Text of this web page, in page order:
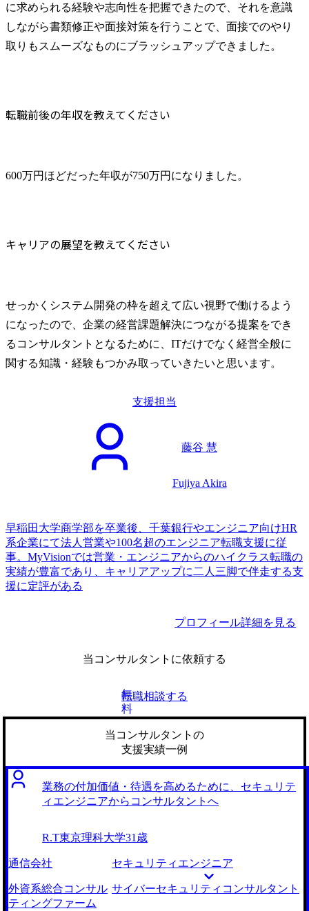
に求められる経験や志向性を把握できたので、それを意識
しながら書類修正や面接対策を行うことで、面接でのやり
取りもスムーズなものにブラッシュアップできました。
転職前後の年収を教えてください
600万円ほどだった年収が750万円になりました。
キャリアの展望を教えてください
せっかくシステム開発の枠を超えて広い視野で働けるよう
になったので、企業の経営課題解決につながる提案をでき
るコンサルタントとなるために、ITだけでなく経営全般に
関する知識・経験もつかみ取っていきたいと思います。
支援担当
藤谷 慧
Fujiya Akira
早稲田大学商学部を卒業後、千葉銀行やエンジニア向けHR
系企業にて法人営業や100名超のエンジニア転職支援に従
事。MyVisionでは営業・エンジニアからのハイクラス転職の
実績が豊富であり、キャリアアップに二人三脚で伴走する支
援に定評がある
プロフィール詳細を見る
当コンサルタントに依頼する
無
料
転職相談する
当コンサルタントの
支援実績一例
業務の付加価値・待遇を高めるために、セキュリテ
ィエンジニアからコンサルタントへ
R.T東京理科大学31歳
通信会社 セキュリティエンジニア
外資系総合コンサル
ティングファーム
サイバーセキュリティコンサルタント